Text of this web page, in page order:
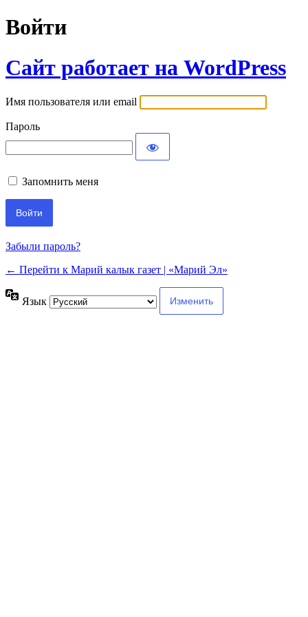
Войти
Сайт работает на WordPress
Имя пользователя или email
Пароль
Запомнить меня
Забыли пароль?
← Перейти к Марий калык газет | «Марий Эл»
Язык